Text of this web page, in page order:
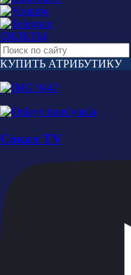
БИЛЕТЫ
КУПИТЬ АТРИБУТИКУ
Сокол TV